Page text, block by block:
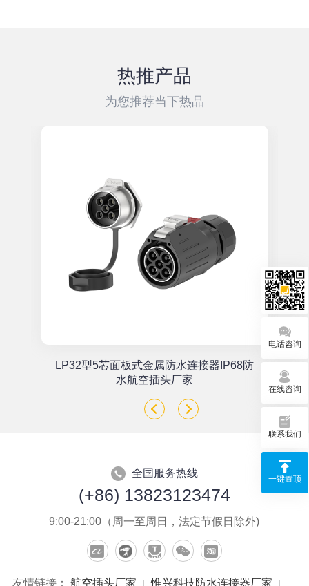
热推产品
为您推荐当下热品
LP32型5芯面板式金属防水连接器IP68防
水航空插头厂家
全国服务热线
(+86) 13823123474
9:00-21:00（周一至周日，法定节假日除外)
友情链接： 航空插头厂家 惟兴科技防水连接器厂家
电话咨询
在线咨询
联系我们
一键置顶